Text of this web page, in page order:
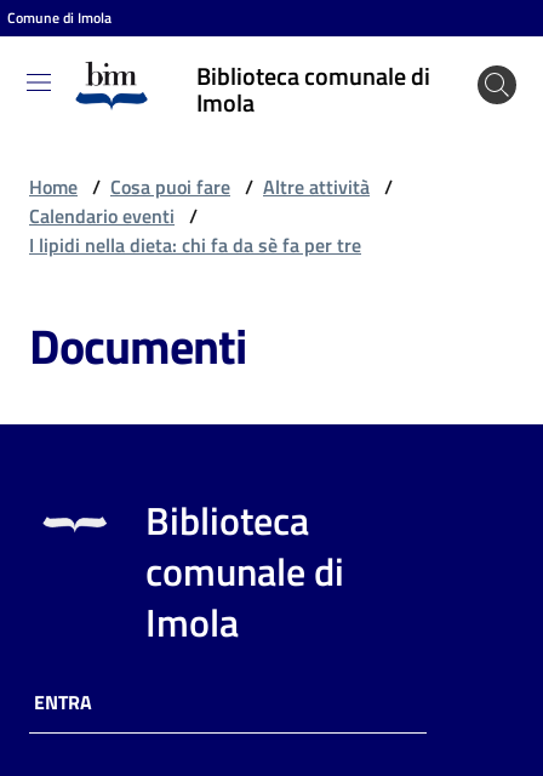
Vai al contenuto
Vai alla navigazione
Vai al footer
Comune di Imola
Biblioteca comunale di
Imola
Biblioteca
comunale
Cosa
fare
Scopri
online
Home / Cosa puoi fare / Altre attività /
Calendario eventi /
I lipidi nella dieta: chi fa da sè fa per tre
Documenti
Biblioteca
comunale di
Imola
ENTRA